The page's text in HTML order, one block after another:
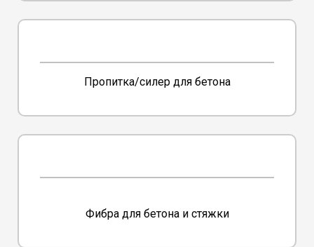
Пропитка/силер для бетона
Фибра для бетона и стяжки